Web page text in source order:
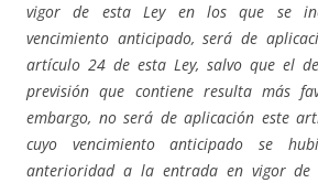
vigor de esta Ley en los que se
vencimiento anticipado, será de
artículo 24 de esta Ley, salvo que el
previsión que contiene resulta más
embargo, no será de aplicación este
cuyo vencimiento anticipado se
anterioridad a la entrada en vigor de